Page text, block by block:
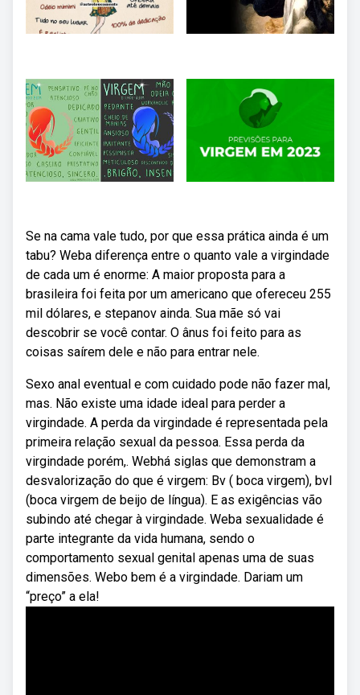
Se na cama vale tudo, por que essa prática ainda é um
tabu? Weba diferença entre o quanto vale a virgindade
de cada um é enorme: A maior proposta para a
brasileira foi feita por um americano que ofereceu 255
mil dólares, e stepanov ainda. Sua mãe só vai
descobrir se você contar. O ânus foi feito para as
coisas saírem dele e não para entrar nele.
Sexo anal eventual e com cuidado pode não fazer mal,
mas. Não existe uma idade ideal para perder a
virgindade. A perda da virgindade é representada pela
primeira relação sexual da pessoa. Essa perda da
virgindade porém,. Webhá siglas que demonstram a
desvalorização do que é virgem: Bv ( boca virgem), bvl
(boca virgem de beijo de língua). E as exigências vão
subindo até chegar à virgindade. Weba sexualidade é
parte integrante da vida humana, sendo o
comportamento sexual genital apenas uma de suas
dimensões. Webo bem é a virgindade. Dariam um
“preço” a ela!